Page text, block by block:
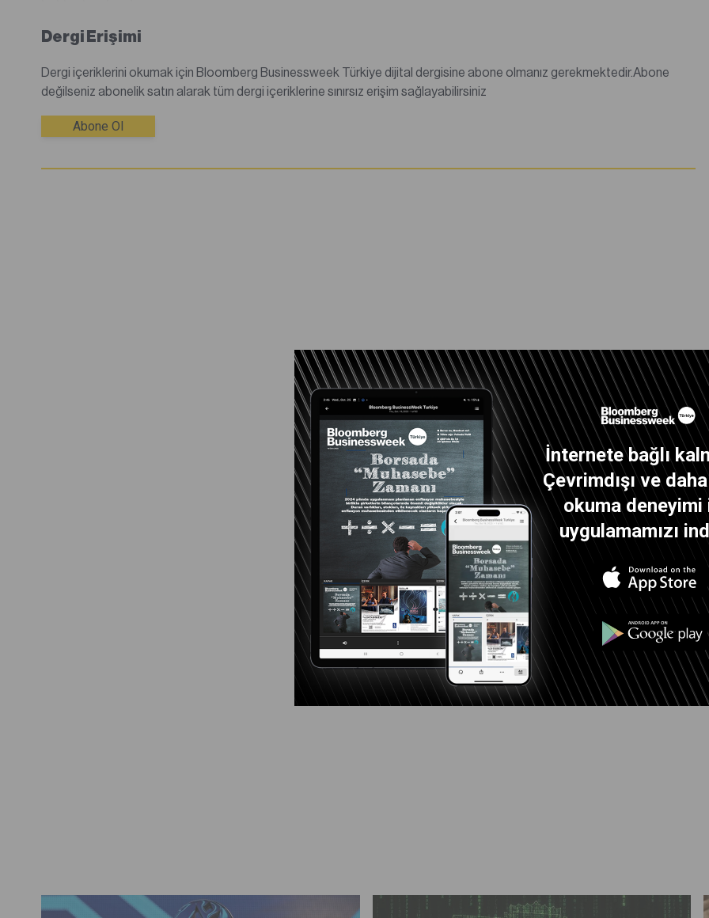
İnternete bağlı
Çevrimdışı ve
okuma deneyimi
uygulamamızı
Dergi Erişimi
Dergi içeriklerini okumak için Bloomberg Businessweek Türkiye dijital dergisine abone olmanız gerekmektedir.Abone
değilseniz abonelik satın alarak tüm dergi içeriklerine sınırsız erişim sağlayabilirsiniz
Abone Ol